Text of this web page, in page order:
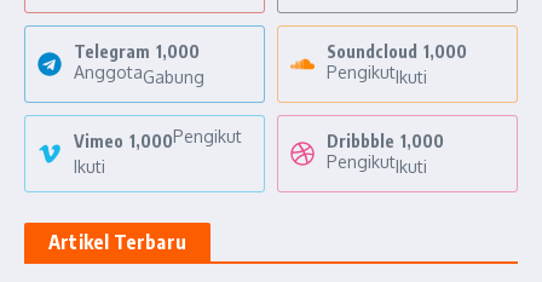
Telegram 1,000
AnggotaGabung
Soundcloud 1,000
PengikutIkuti
Vimeo 1,000Pengikut
Ikuti
Dribbble 1,000
PengikutIkuti
Artikel Terbaru